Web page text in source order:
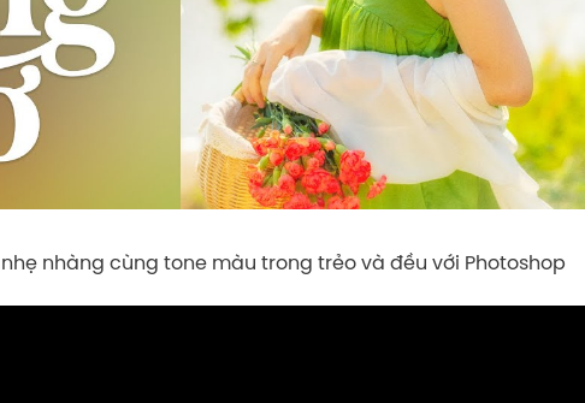
nhàng cùng tone màu trong trẻo và đều với Photoshop